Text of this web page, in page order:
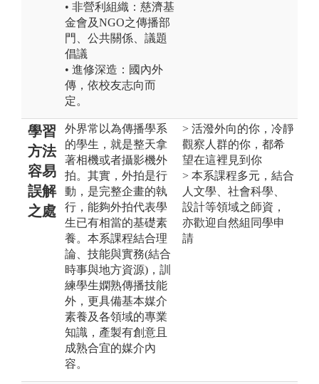
• 非營利組織：慈濟基
金會及NGO之傳播部
門、公共關係、議題
倡議
• 進修深造：國內外
傳，依校友志向而
定。
學習
方法
容易
誤解
之處
外界常以為傳播學系
的學生，就是整天拿
著相機或者攝影機外
拍。其實，外拍是行
動，是完整企畫的執
行，能夠外拍代表學
生已有相當的基礎素
養。本系課程結合理
論、技能與實務(結合
時事與地方資源)，訓
練學生嫻熟傳播技能
外，更具備基本媒介
素養及各領域的專業
知識，產製有創意且
成熟合宜的媒介內
容。
> 活潑外向的你，冷靜
觀察人群的你，都希
望在這裡見到你
> 本系課程多元，結合
人文學、社會科學、
設計等領域之師資，
亦歡迎自然組同學申
請